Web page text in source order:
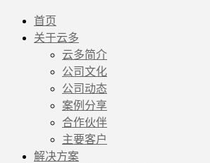
首页
关于云多
云多简介
公司文化
公司动态
案例分享
合作伙伴
主要客户
解决方案